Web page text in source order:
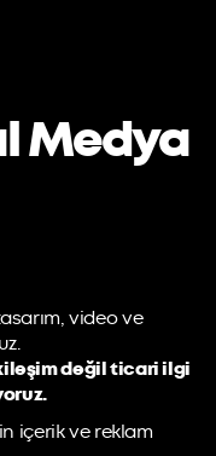
Medya
video ve
değil ticari ilgi
içerik ve reklam